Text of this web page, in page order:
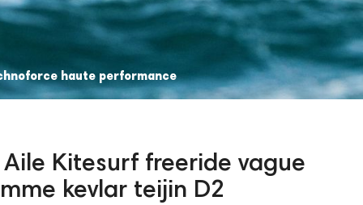
haute performance
Aile Kitesurf freeride vague
kevlar teijin D2